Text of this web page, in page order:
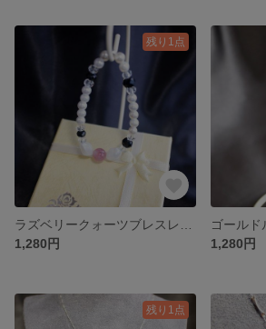
残り1点
1,280円
1,280円
残り1点